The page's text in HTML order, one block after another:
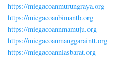
https://miegacoanmurungraya.org
https://miegacoanbimantb.org
https://miegacoannmamuju.org
https://miegacoanmanggaraintt.org
https://miegacoanniasbarat.org